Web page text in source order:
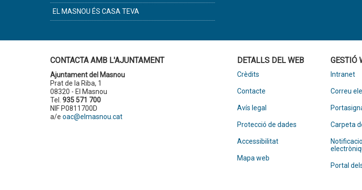
EL MASNOU ÉS CASA TEVA
CONTACTA AMB L'AJUNTAMENT
Ajuntament del Masnou
Prat de la Riba, 1
08320 - El Masnou
Tel. 935 571 700
NIF P0811700D
a/e oac@elmasnou.cat
DETALLS DEL WEB
Crèdits
Contacte
Avís legal
Protecció de dades
Accessibilitat
Mapa web
GESTIÓ
Intranet
Correu
Carpeta
Portal